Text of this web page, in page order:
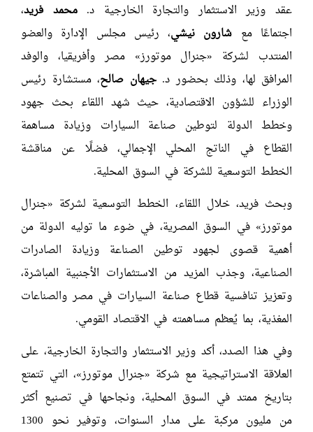
عقد وزير الاستثمار والتجارة الخارجية د.محمد فريد،
اجتماعًا مع شارون نيشي، رئيس مجلس الإدارة والعضو
المنتدب لشركة «جنرال موتورز» مصر وأفريقيا، والوفد
المرافق لها، وذلك بحضور د.جيهان صالح، مستشارة رئيس
الوزراء للشؤون الاقتصادية، حيث شهد اللقاء بحث جهود
وخطط الدولة لتوطين صناعة السيارات وزيادة مساهمة
القطاع في الناتج المحلي الإجمالي، فضلًا عن مناقشة
الخطط التوسعية للشركة في السوق المحلية.
وبحث فريد، خلال اللقاء، الخطط التوسعية لشركة «جنرال
موتورز» في السوق المصرية، في ضوء ما توليه الدولة من
أهمية قصوى لجهود توطين الصناعة وزيادة الصادرات
الصناعية، وجذب المزيد من الاستثمارات الأجنبية المباشرة،
وتعزيز تنافسية قطاع صناعة السيارات في مصر والصناعات
المغذية، بما يُعظم مساهمته في الاقتصاد القومي.
وفي هذا الصدد، أكد وزير الاستثمار والتجارة الخارجية، على
العلاقة الاستراتيجية مع شركة «جنرال موتورز»، التي تتمتع
بتاريخ ممتد في السوق المحلية، ونجاحها في تصنيع أكثر
من مليون مركبة على مدار السنوات، وتوفير نحو 1300